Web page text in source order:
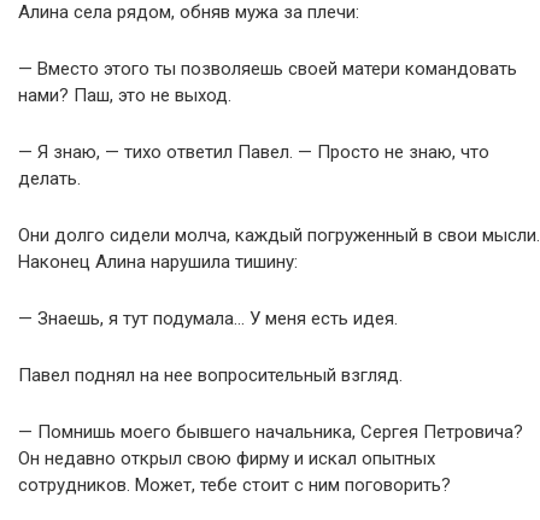
Алина села рядом, обняв мужа за плечи:
— Вместо этого ты позволяешь своей матери командовать
нами? Паш, это не выход.
— Я знаю, — тихо ответил Павел. — Просто не знаю, что
делать.
Они долго сидели молча, каждый погруженный в свои мысли.
Наконец Алина нарушила тишину:
— Знаешь, я тут подумала… У меня есть идея.
Павел поднял на нее вопросительный взгляд.
— Помнишь моего бывшего начальника, Сергея Петровича?
Он недавно открыл свою фирму и искал опытных
сотрудников. Может, тебе стоит с ним поговорить?